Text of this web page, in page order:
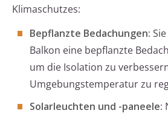
Klimaschutzes:
Bepflanzte Bedachungen:
Balkon eine bepflanzte
um die Isolation zu
Umgebungstemperatur zu
Solarleuchten und -paneele: